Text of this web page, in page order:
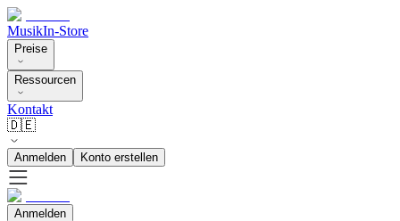
MusikIn-Store
Preise
Ressourcen
Kontakt
🇩🇪
Anmelden Konto erstellen
Anmelden